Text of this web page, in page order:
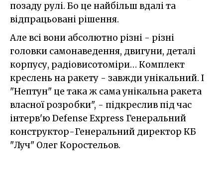
позаду рулі. Бо це найбільш вдалі та
відпрацьовані рішення.
Але всі вони абсолютно різні - різні
головки самонаведення, двигуни, деталі
корпусу, радіовисотоміри… Комплект
креслень на ракету - завжди унікальний. І
"Нептун" це така ж сама унікальна ракета
власної розробки", - підкреслив під час
інтерв'ю Defense Express Генеральний
конструктор-Генеральний директор КБ
"Луч" Олег Коростельов.